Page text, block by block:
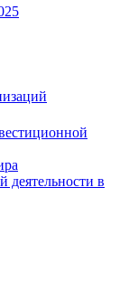
деятельности в